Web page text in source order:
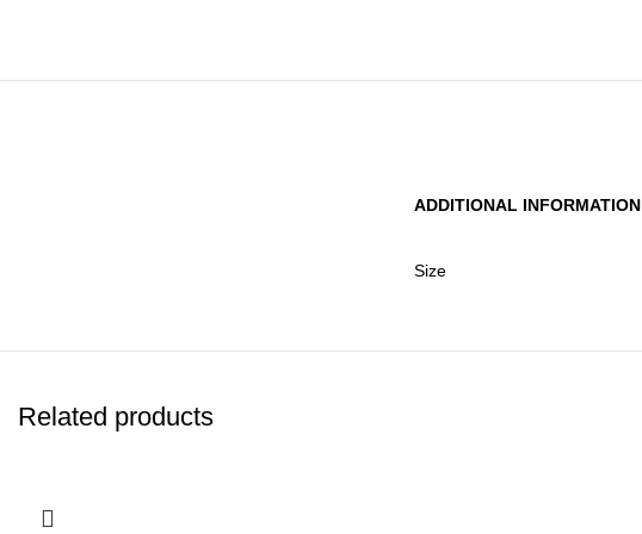
ADDITIONAL INFORMATION
Size
Related products